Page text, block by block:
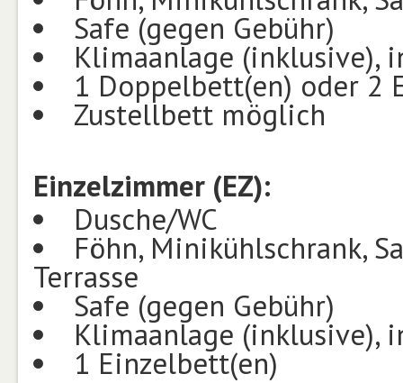
Safe (gegen Gebühr)
Klimaanlage (inklusive),
1 Doppelbett(en) oder 2
Zustellbett möglich
Einzelzimmer (EZ):
Dusche/WC
Föhn, Minikühlschrank,
Terrasse
Safe (gegen Gebühr)
Klimaanlage (inklusive),
1 Einzelbett(en)